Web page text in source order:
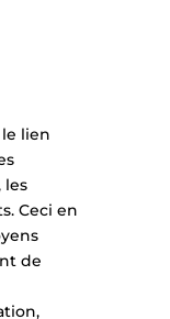
lien
les
Ceci en
de